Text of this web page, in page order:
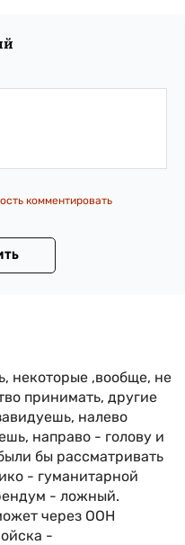
комментировать
некоторые ,вообще, не
принимать, другие
налево
направо - голову и
бы рассматривать
- гуманитарной
- ложный.
через ООН
-